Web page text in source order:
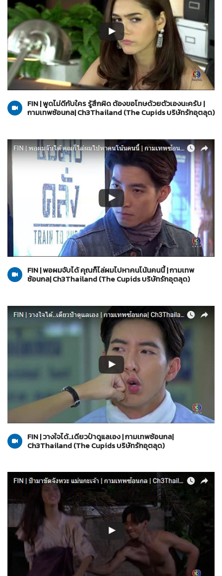
13-06-2560
The Cupids บริษัทรักอุตลุด
FIN | พูดไม่ดีกับใคร รู้สึกผิด ต้องขอโทษด้วยตัวเองนะครับ |
กามเทพซ้อนกล| Ch3Thailand (The Cupids บริษัทรักอุตลุด)
13-06-2560
The Cupids บริษัทรักอุตลุด
FIN | พอผมจับได้ คุณก็ไล่ผมไปหาคนโน้นคนนี้ | กามเทพ
ซ้อนกล| Ch3Thailand (The Cupids บริษัทรักอุตลุด)
13-06-2560
The Cupids บริษัทรักอุตลุด
FIN | วางใจได้..เดียวป๋าดูแลเอง | กามเทพซ้อนกล|
Ch3Thailand (The Cupids บริษัทรักอุตลุด)